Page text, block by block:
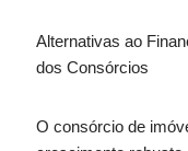
Alternativas ao
dos Consórcios
O consórcio de